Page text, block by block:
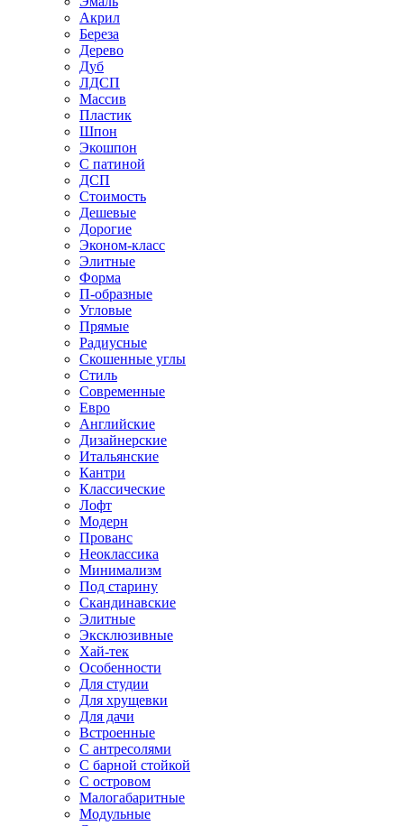
Акрил
Береза
Дерево
Дуб
ЛДСП
Массив
Пластик
Шпон
Экошпон
С патиной
ДСП
Стоимость
Дешевые
Дорогие
Эконом-класс
Элитные
Форма
П-образные
Угловые
Прямые
Радиусные
Скошенные углы
Стиль
Современные
Евро
Английские
Дизайнерские
Итальянские
Кантри
Классические
Лофт
Модерн
Прованс
Неоклассика
Минимализм
Под старину
Скандинавские
Элитные
Эксклюзивные
Хай-тек
Особенности
Для студии
Для хрущевки
Для дачи
Встроенные
С антресолями
С барной стойкой
С островом
Малогабаритные
Модульные